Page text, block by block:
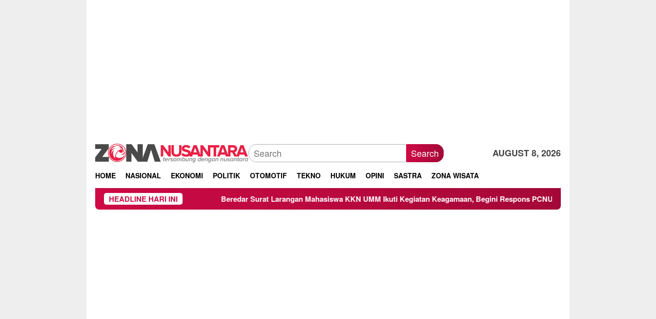
Search AUGUST 8, 2026
HOME NASIONAL EKONOMI POLITIK OTOMOTIF TEKNO HUKUM OPINI SASTRA ZONA WISATA
HEADLINE HARI INIBeredar Surat Larangan Mahasiswa KKN UMM Ikuti Kegiatan Keagamaan, Begini Respons PCNU dan Kampus